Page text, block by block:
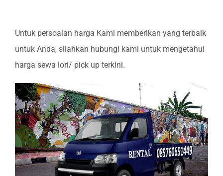
Untuk persoalan harga Kami memberikan yang terbaik
untuk Anda, silahkan hubungi kami untuk mengetahui
harga sewa lori/ pick up terkini.